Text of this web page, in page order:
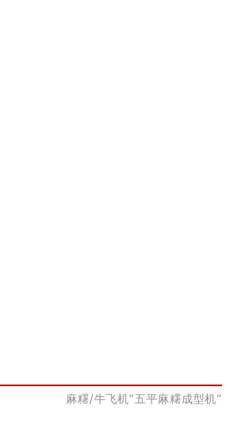
麻糬/牛飞机“五平麻糬成型机”